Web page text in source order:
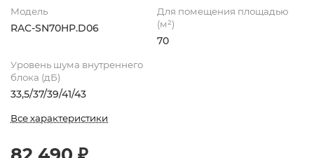
Модель
RAC-SN70HP.D06
Для помещения площадью
(м²)
70
Уровень шума внутреннего
блока (дБ)
33,5/37/39/41/43
Все характеристики